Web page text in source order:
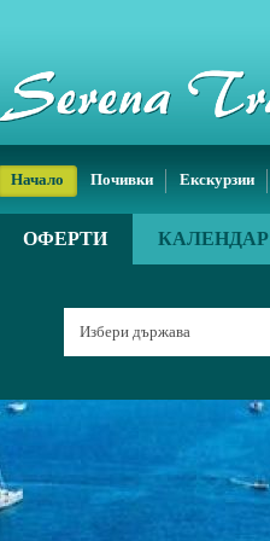
Начало Почивки Екскурзии
ОФЕРТИ КАЛЕНДАР